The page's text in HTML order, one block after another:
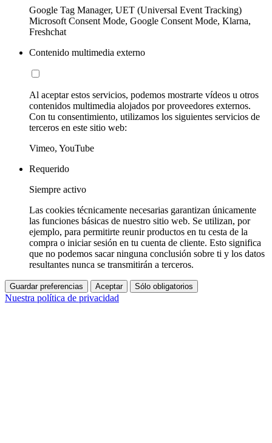
Google Tag Manager, UET (Universal Event Tracking)
Microsoft Consent Mode, Google Consent Mode, Klarna,
Freshchat
Contenido multimedia externo
Al aceptar estos servicios, podemos mostrarte vídeos u otros
contenidos multimedia alojados por proveedores externos.
Con tu consentimiento, utilizamos los siguientes servicios de
terceros en este sitio web:
Vimeo, YouTube
Requerido
Siempre activo
Las cookies técnicamente necesarias garantizan únicamente
las funciones básicas de nuestro sitio web. Se utilizan, por
ejemplo, para permitirte reunir productos en tu cesta de la
compra o iniciar sesión en tu cuenta de cliente. Esto significa
que no podemos sacar ninguna conclusión sobre ti y los datos
resultantes nunca se transmitirán a terceros.
Guardar preferencias Aceptar Sólo obligatorios
Nuestra política de privacidad